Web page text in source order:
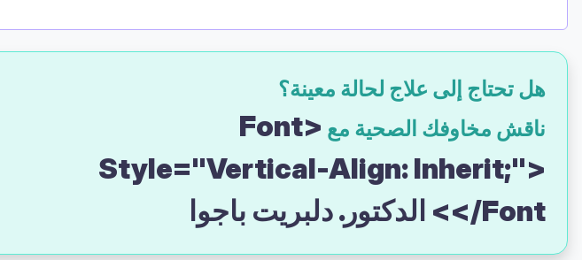
هل تحتاج إلى علاج لحالة معينة؟
ناقش مخاوفك الصحية مع
<font
Style="vertical-Align: Inherit;">
</font> الدكتور. دلبريت باجوا